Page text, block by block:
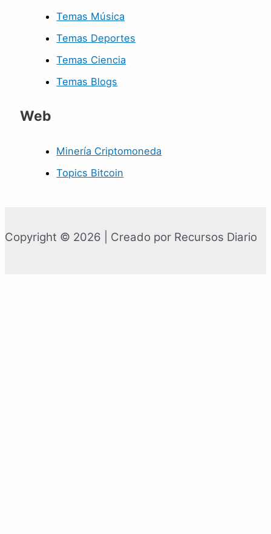
Temas Música
Temas Deportes
Temas Ciencia
Temas Blogs
Web
Minería Criptomoneda
Topics Bitcoin
Copyright © 2026 | Creado por Recursos Diario